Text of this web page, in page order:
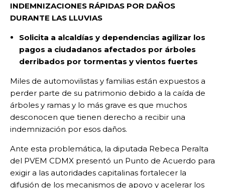
INDEMNIZACIONES RÁPIDAS POR DAÑOS
DURANTE LAS LLUVIAS
Solicita a alcaldías y dependencias agilizar los
pagos a ciudadanos afectados por árboles
derribados por tormentas y vientos fuertes
Miles de automovilistas y familias están expuestos a
perder parte de su patrimonio debido a la caída de
árboles y ramas y lo más grave es que muchos
desconocen que tienen derecho a recibir una
indemnización por esos daños.
Ante esta problemática, la diputada Rebeca Peralta
del PVEM CDMX presentó un Punto de Acuerdo para
exigir a las autoridades capitalinas fortalecer la
difusión de los mecanismos de apoyo y acelerar los